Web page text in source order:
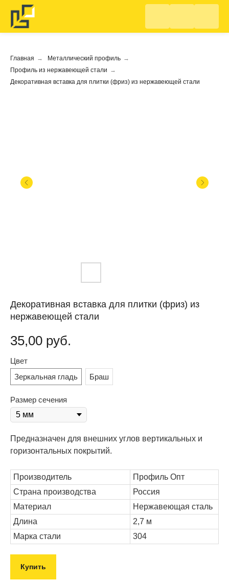
Главная → Металлический профиль →
Профиль из нержавеющей стали →
Декоративная вставка для плитки (фриз) из нержавеющей стали
Декоративная вставка для плитки (фриз) из
нержавеющей стали
35,00 руб.
Цвет
Зеркальная гладь
Браш
Размер сечения
Предназначен для внешних углов вертикальных и
горизонтальных покрытий.
Производитель
Профиль Опт
Страна производства
Россия
Материал
Нержавеющая сталь
Длина
2,7 м
Марка стали
304
Купить